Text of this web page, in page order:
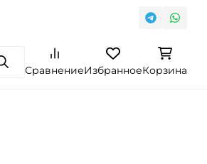
ПоискСравнениеИзбранноеКорзина